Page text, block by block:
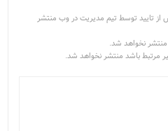
تایید توسط تیم مدیریت در وب منتشر
منتشر نخواهد شد.
مرتبط باشد منتشر نخواهد شد.